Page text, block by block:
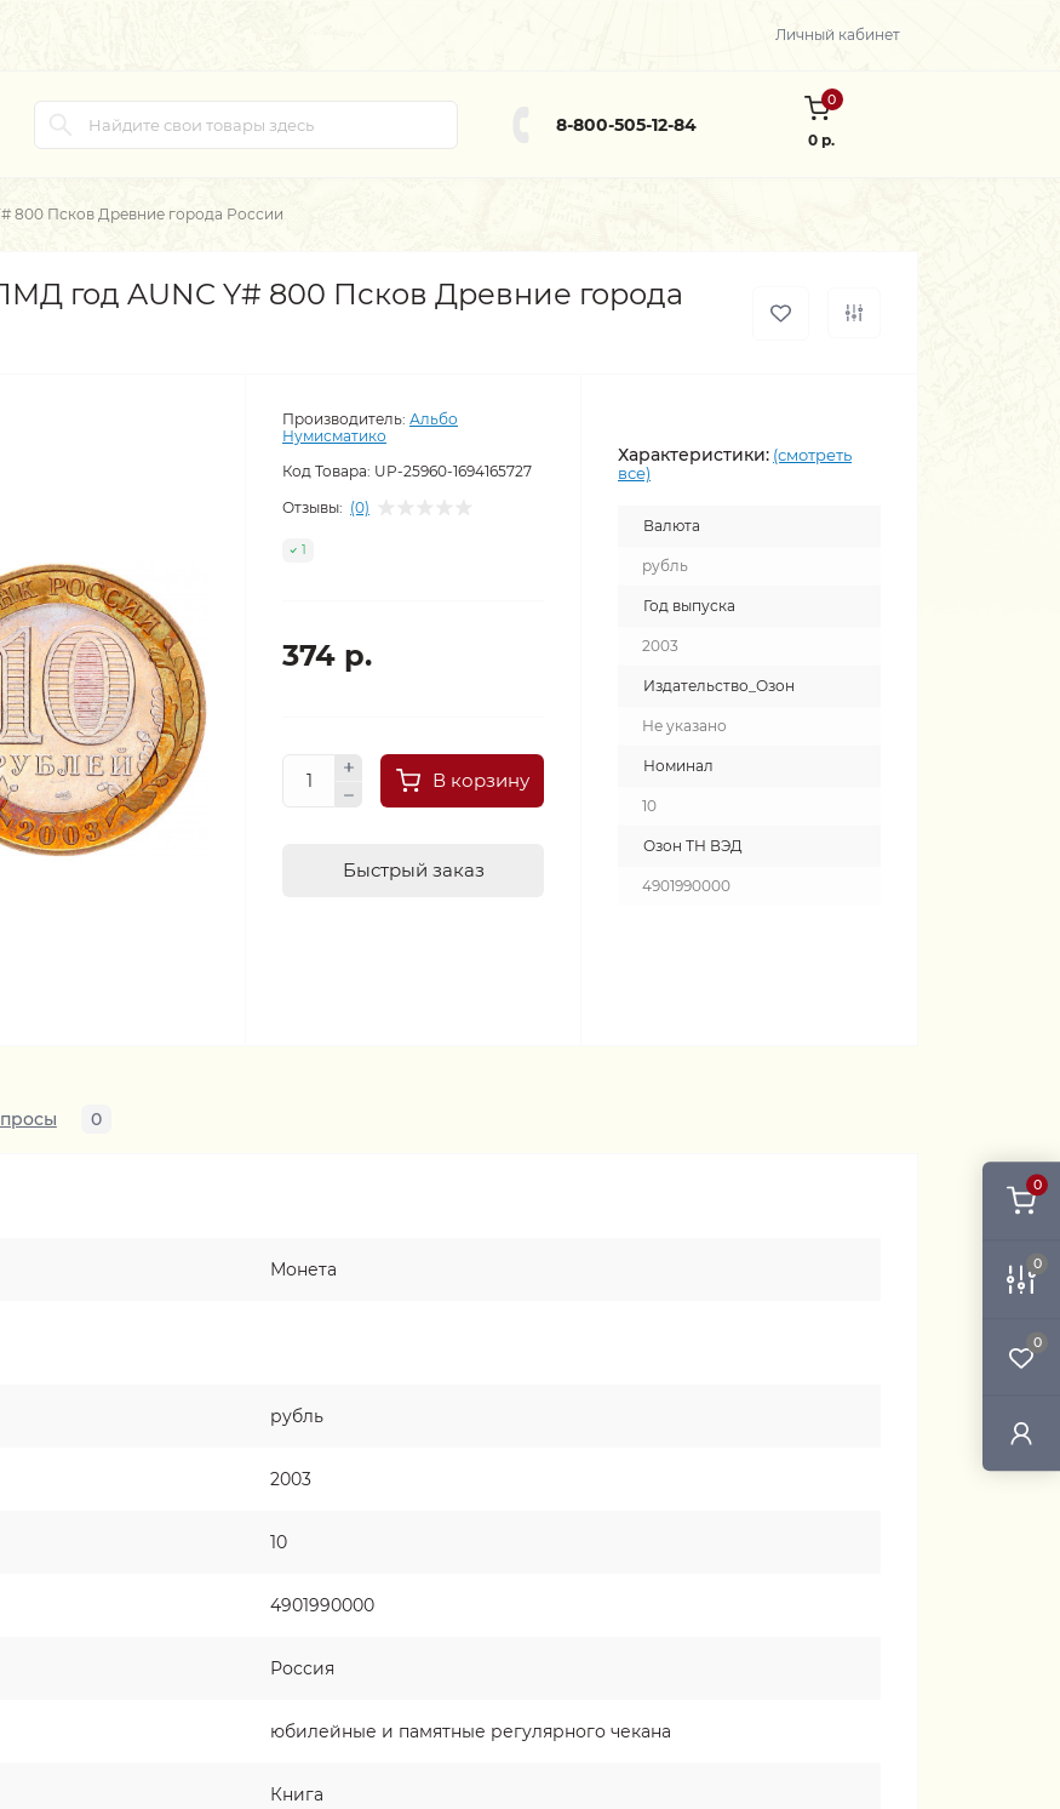
0
0
0
Личный кабинет
8-800-505-12-84
0
0 р.
800 Псков Древние города России
год AUNC Y# 800 Псков Древние города
Производитель: Альбо
Нумисматико
Код Товара: UP-25960-1694165727
Отзывы: (0)
1
374 р.
В корзину
Быстрый заказ
Характеристики: (смотреть
все)
Валюта
рубль
Год выпуска
2003
Издательство_Озон
Не указано
Номинал
10
Озон ТН ВЭД
4901990000
0
Монета
рубль
2003
10
4901990000
Россия
юбилейные и памятные регулярного чекана
Книга